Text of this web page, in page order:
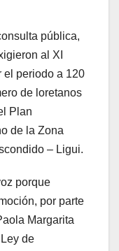
pública,
al XI
el periodo a 120
de loretanos
Plan
de la Zona
– Ligui.
porque
por parte
Margarita
de